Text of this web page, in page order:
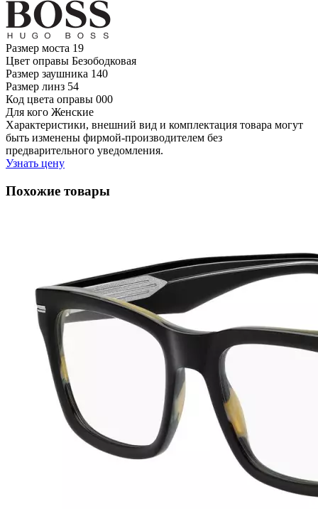
Размер моста 19
Цвет оправы Безободковая
Размер заушника 140
Размер линз 54
Код цвета оправы 000
Для кого Женские
Характеристики, внешний вид и комплектация товара могут
быть изменены фирмой-производителем без
предварительного уведомления.
Узнать цену
Похожие товары